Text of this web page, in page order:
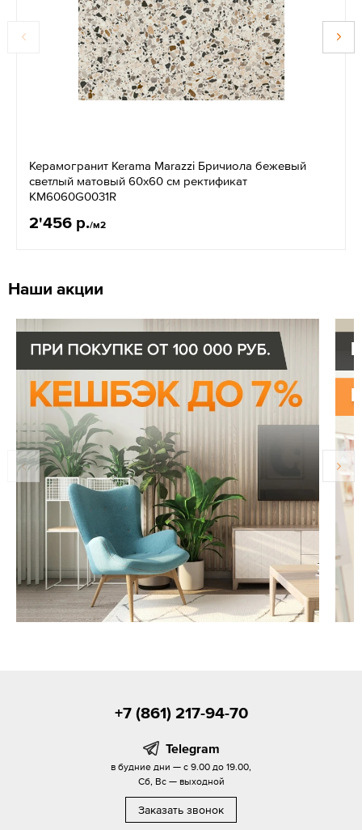
Керамогранит Kerama Marazzi Бричиола бежевый
светлый матовый 60x60 см ректификат
KM6060G0031R
2'456 р./м2
Наши акции
+7 (861) 217-94-70
Telegram
в будние дни — с 9.00 до 19.00,
Сб, Вс — выходной
Заказать звонок